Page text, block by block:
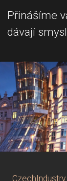
Přinášíme
dávají smysl
CzechIndustry